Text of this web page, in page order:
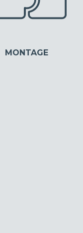
MONTAGE